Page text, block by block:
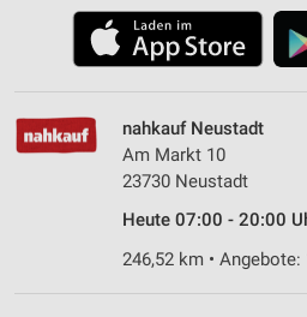
nahkauf Neustadt
Am Markt 10
23730 Neustadt
Heute 07:00 - 20:00
246,52 km •